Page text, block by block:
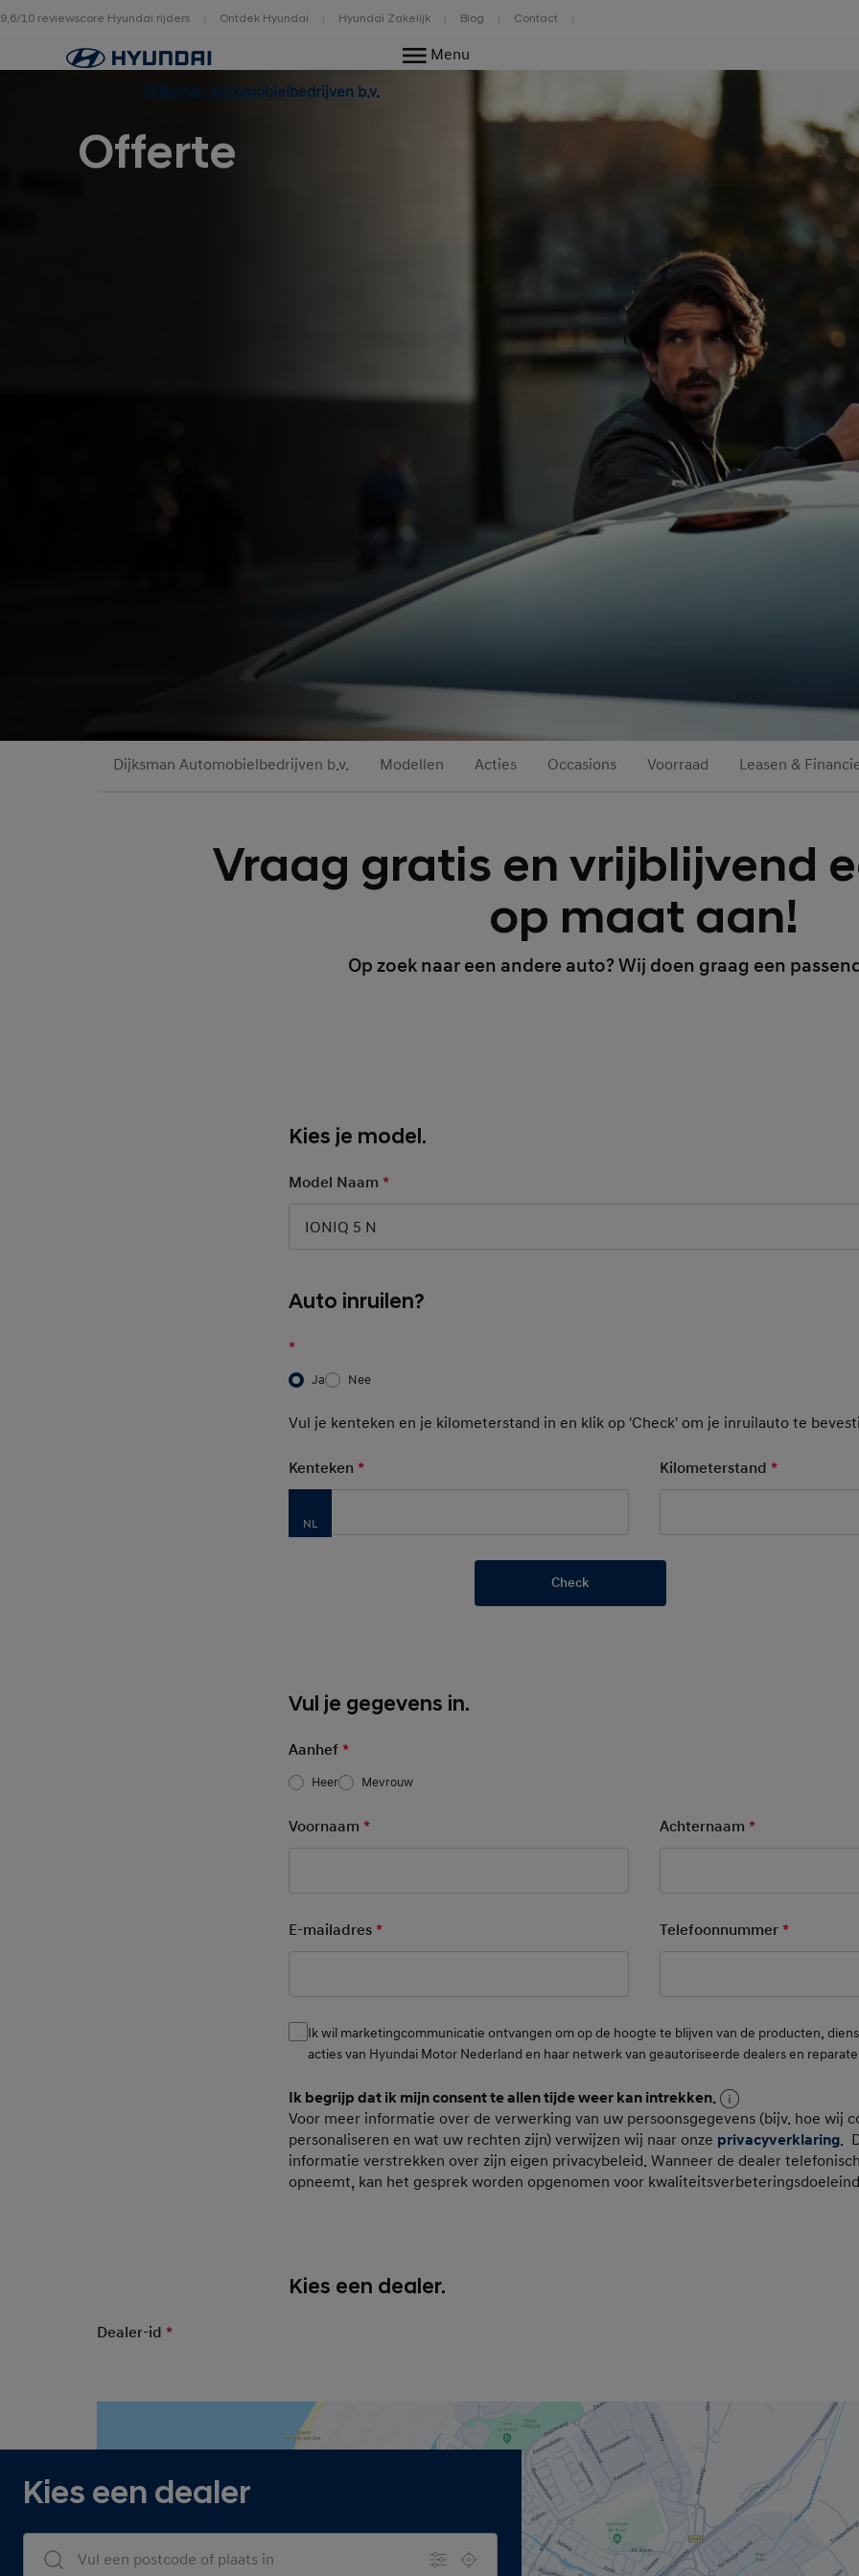
9,6/10 reviewscore Hyundai rijders Ontdek Hyundai Hyundai Zakelijk Blog Contact
Home
Dijksman Automobielbedrijven b.v.
Menu
Offerte
Dijksman Automobielbedrijven b.v. Modellen Acties Occasions Voorraad Leasen &
Vraag gratis en vrijblijvend
op maat aan!
Op zoek naar een andere auto? Wij doen graag een
Kies je model.
Model Naam*
IONIQ 5 N
Auto inruilen?
*
Ja Nee
Vul je kenteken en je kilometerstand in en klik op 'Check' om je inruilauto te
Kenteken* Kilometerstand*
Check
Basic User Info
Vul je gegevens in.
Aanhef *
Heer Mevrouw
Voornaam* Achternaam*
E-mailadres* Telefoonnummer*
Consent
Ik wil marketingcommunicatie ontvangen om op de hoogte te blijven van de producten,
acties van Hyundai Motor Nederland en haar netwerk van geautoriseerde dealers en
Consent Persoonsgegevens
Ik begrijp dat ik mijn consent te allen tijde weer kan intrekken.
Voor meer informatie over de verwerking van uw persoonsgegevens (bijv. hoe wij
personaliseren en wat uw rechten zijn) verwijzen wij naar onze privacyverklaring.
informatie verstrekken over zijn eigen privacybeleid. Wanneer de dealer
opneemt, kan het gesprek worden opgenomen voor
Kies een dealer.
Dealer-id*
Kies een dealer